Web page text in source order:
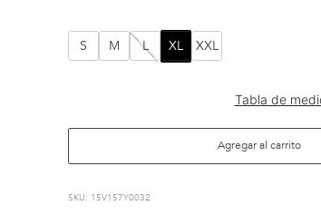
S M L XL XXL
Agregar al carrito
: 15V157Y0032